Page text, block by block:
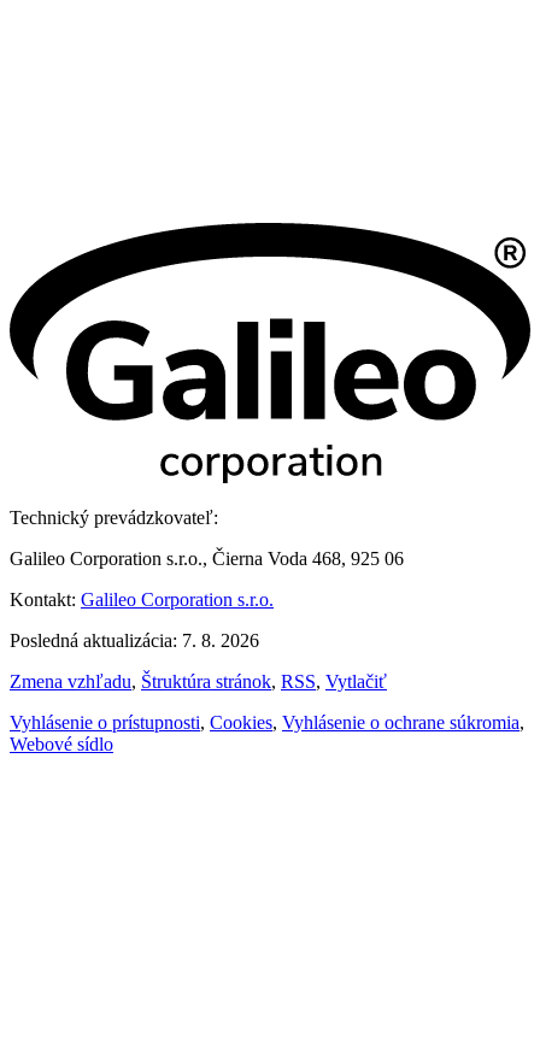
Technický prevádzkovateľ:
Galileo Corporation s.r.o., Čierna Voda 468, 925 06
Kontakt: Galileo Corporation s.r.o.
Posledná aktualizácia: 7. 8. 2026
Zmena vzhľadu, Štruktúra stránok, RSS, Vytlačiť
Vyhlásenie o prístupnosti, Cookies, Vyhlásenie o ochrane súkromia,
Webové sídlo